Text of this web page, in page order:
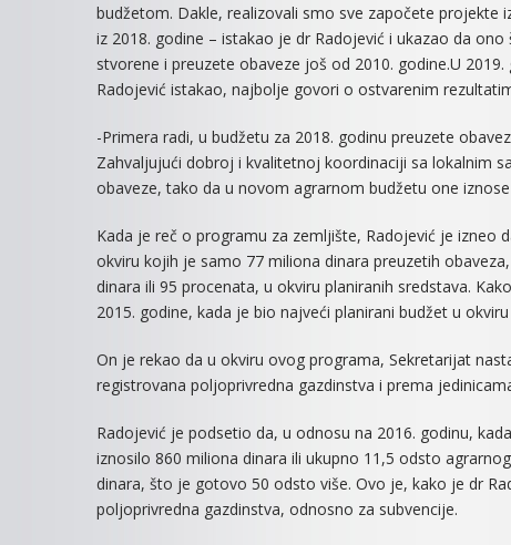
budžetom. Dakle, realizovali smo sve započete
iz 2018. godine – istakao je dr Radojević i ukazao da
stvorene i preuzete obaveze još od 2010. godine.U
Radojević istakao, najbolje govori o ostvarenim
-Primera radi, u budžetu za 2018. godinu preuzete
Zahvaljujući dobroj i kvalitetnoj koordinaciji sa lokalnim
obaveze, tako da u novom agrarnom budžetu one
Kada je reč o programu za zemljište, Radojević je izneo
okviru kojih je samo 77 miliona dinara preuzetih
dinara ili 95 procenata, u okviru planiranih sredstava.
2015. godine, kada je bio najveći planirani budžet u
On je rekao da u okviru ovog programa, Sekretarijat
registrovana poljoprivredna gazdinstva i prema
Radojević je podsetio da, u odnosu na 2016. godinu,
iznosilo 860 miliona dinara ili ukupno 11,5 odsto
dinara, što je gotovo 50 odsto više. Ovo je, kako je dr
poljoprivredna gazdinstva, odnosno za subvencije.